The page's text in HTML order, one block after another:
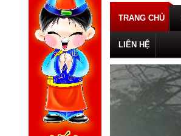
TRANG CHỦ
LIÊN HỆ